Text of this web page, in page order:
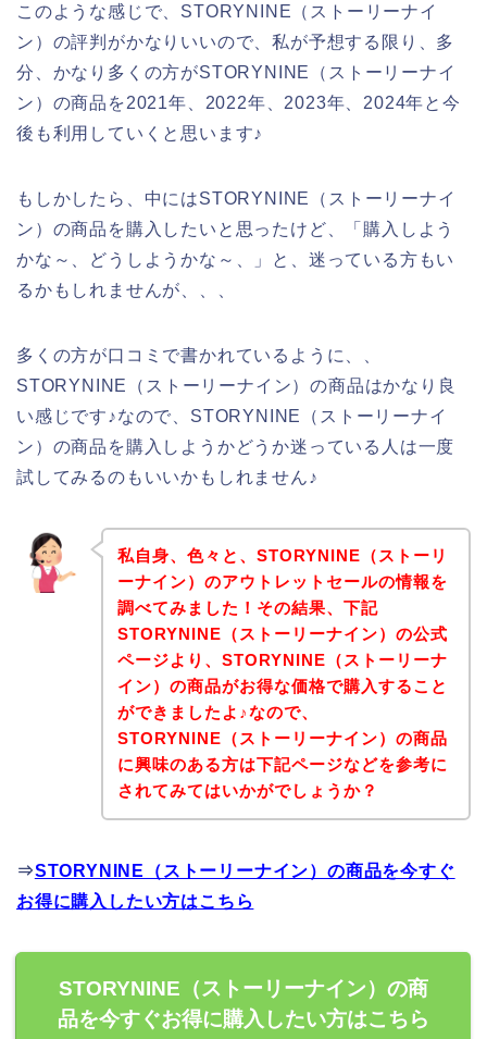
このような感じで、STORYNINE（ストーリーナイ
ン）の評判がかなりいいので、私が予想する限り、多
分、かなり多くの方がSTORYNINE（ストーリーナイ
ン）の商品を2021年、2022年、2023年、2024年と今
後も利用していくと思います♪
もしかしたら、中にはSTORYNINE（ストーリーナイ
ン）の商品を購入したいと思ったけど、「購入しよう
かな～、どうしようかな～、」と、迷っている方もい
るかもしれませんが、、、
多くの方が口コミで書かれているように、、
STORYNINE（ストーリーナイン）の商品はかなり良
い感じです♪なので、STORYNINE（ストーリーナイ
ン）の商品を購入しようかどうか迷っている人は一度
試してみるのもいいかもしれません♪
私自身、色々と、STORYNINE（ストーリ
ーナイン）のアウトレットセールの情報を
調べてみました！その結果、下記
STORYNINE（ストーリーナイン）の公式
ページより、STORYNINE（ストーリーナ
イン）の商品がお得な価格で購入すること
ができましたよ♪なので、
STORYNINE（ストーリーナイン）の商品
に興味のある方は下記ページなどを参考に
されてみてはいかがでしょうか？
⇒STORYNINE（ストーリーナイン）の商品を今すぐ
お得に購入したい方はこちら
STORYNINE（ストーリーナイン）の商
品を今すぐお得に購入したい方はこちら